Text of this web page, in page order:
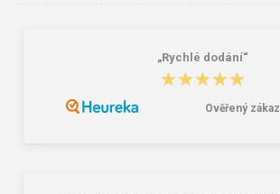
„Rychlé dodání“
★★★★★
★★★★★
Ověřený